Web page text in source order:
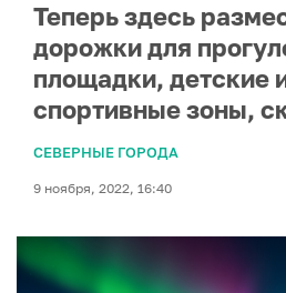
Теперь здесь
дорожки для
площадки, детские
спортивные зоны,
СЕВЕРНЫЕ ГОРОДА
9 ноября, 2022, 16:40